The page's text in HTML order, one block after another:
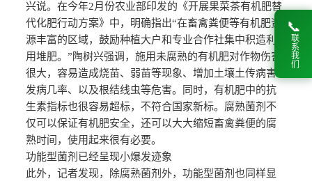
兴说。在今年2月份农业部印发的《开展果菜茶有机肥替
代化肥行动方案》中，明确指出“在畜禽粪便等有机肥资
源丰富的区域，鼓励种植大户和专业合作社集中积造利
用堆肥。”陶树兴强调，施用未腐熟的有机肥对作物伤害
很大，容易造成烧苗、弱苗等现象、增加土壤土传病害
发病几率、以及根结线虫等危害。同时，有机肥中的抗
生素指标也很容易超标，不符合国家新标。腐熟菌剂不
仅可以保证有机肥安全，还可以大大缩短畜禽粪便的腐
熟时间，使用起来很有必要。
功能型菌剂已经呈现小爆发迹象
此外，记者发现，除腐熟菌剂外，功能型菌剂也同样显
📞
联系我们